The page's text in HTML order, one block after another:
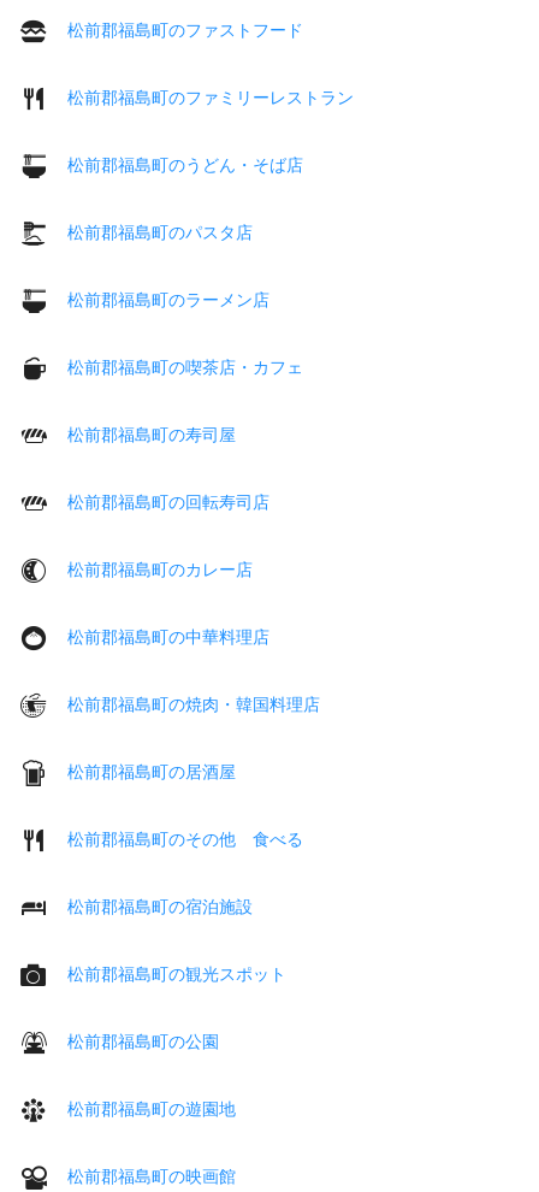
松前郡福島町のファストフード
松前郡福島町のファミリーレストラン
松前郡福島町のうどん・そば店
松前郡福島町のパスタ店
松前郡福島町のラーメン店
松前郡福島町の喫茶店・カフェ
松前郡福島町の寿司屋
松前郡福島町の回転寿司店
松前郡福島町のカレー店
松前郡福島町の中華料理店
松前郡福島町の焼肉・韓国料理店
松前郡福島町の居酒屋
松前郡福島町のその他 食べる
松前郡福島町の宿泊施設
松前郡福島町の観光スポット
松前郡福島町の公園
松前郡福島町の遊園地
松前郡福島町の映画館